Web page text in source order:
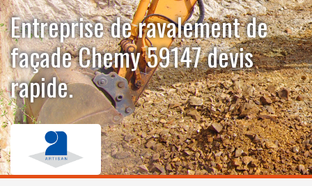
Entreprise de ravalement de
façade Chemy 59147 devis
rapide.